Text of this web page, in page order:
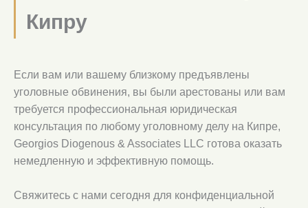
Кипру
Если вам или вашему близкому предъявлены
уголовные обвинения, вы были арестованы или вам
требуется профессиональная юридическая
консультация по любому уголовному делу на Кипре,
Georgios Diogenous & Associates LLC готова оказать
немедленную и эффективную помощь.
Свяжитесь с нами сегодня для конфиденциальной